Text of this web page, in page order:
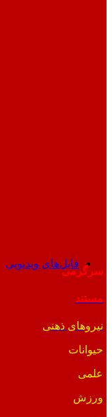
فایل‌های ویدیویی
سرگرمی
مستند
نیروهای ذهنی
حیوانات
علمی
ورزش